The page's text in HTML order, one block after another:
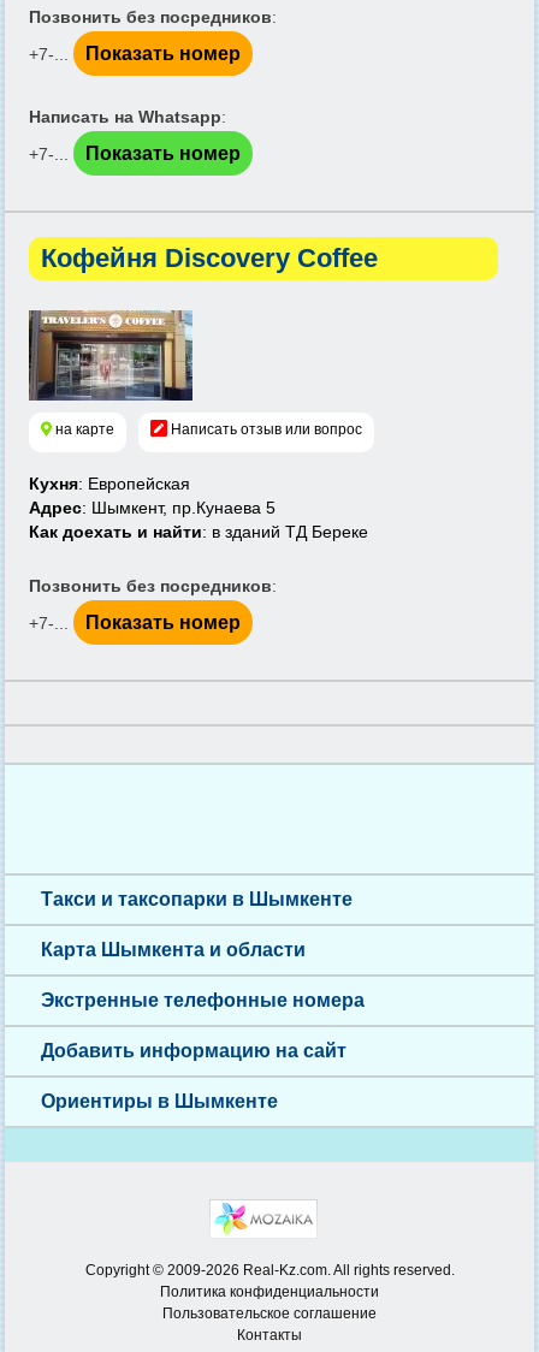
Позвонить без посредников:
+7-...
Показать номер
Написать на Whatsapp:
+7-...
Показать номер
Кофейня Discovery Coffee
на карте Написать отзыв или вопрос
Кухня: Европейская
Адрес: Шымкент, пр.Кунаева 5
Как доехать и найти: в зданий ТД Береке
Позвонить без посредников:
+7-...
Показать номер
Такси и таксопарки в Шымкенте
Карта Шымкента и области
Экстренные телефонные номера
Добавить информацию на сайт
Ориентиры в Шымкенте
Copyright © 2009-2026 Real-Kz.com. All rights reserved.
Политика конфиденциальности
Пользовательское соглашение
Контакты